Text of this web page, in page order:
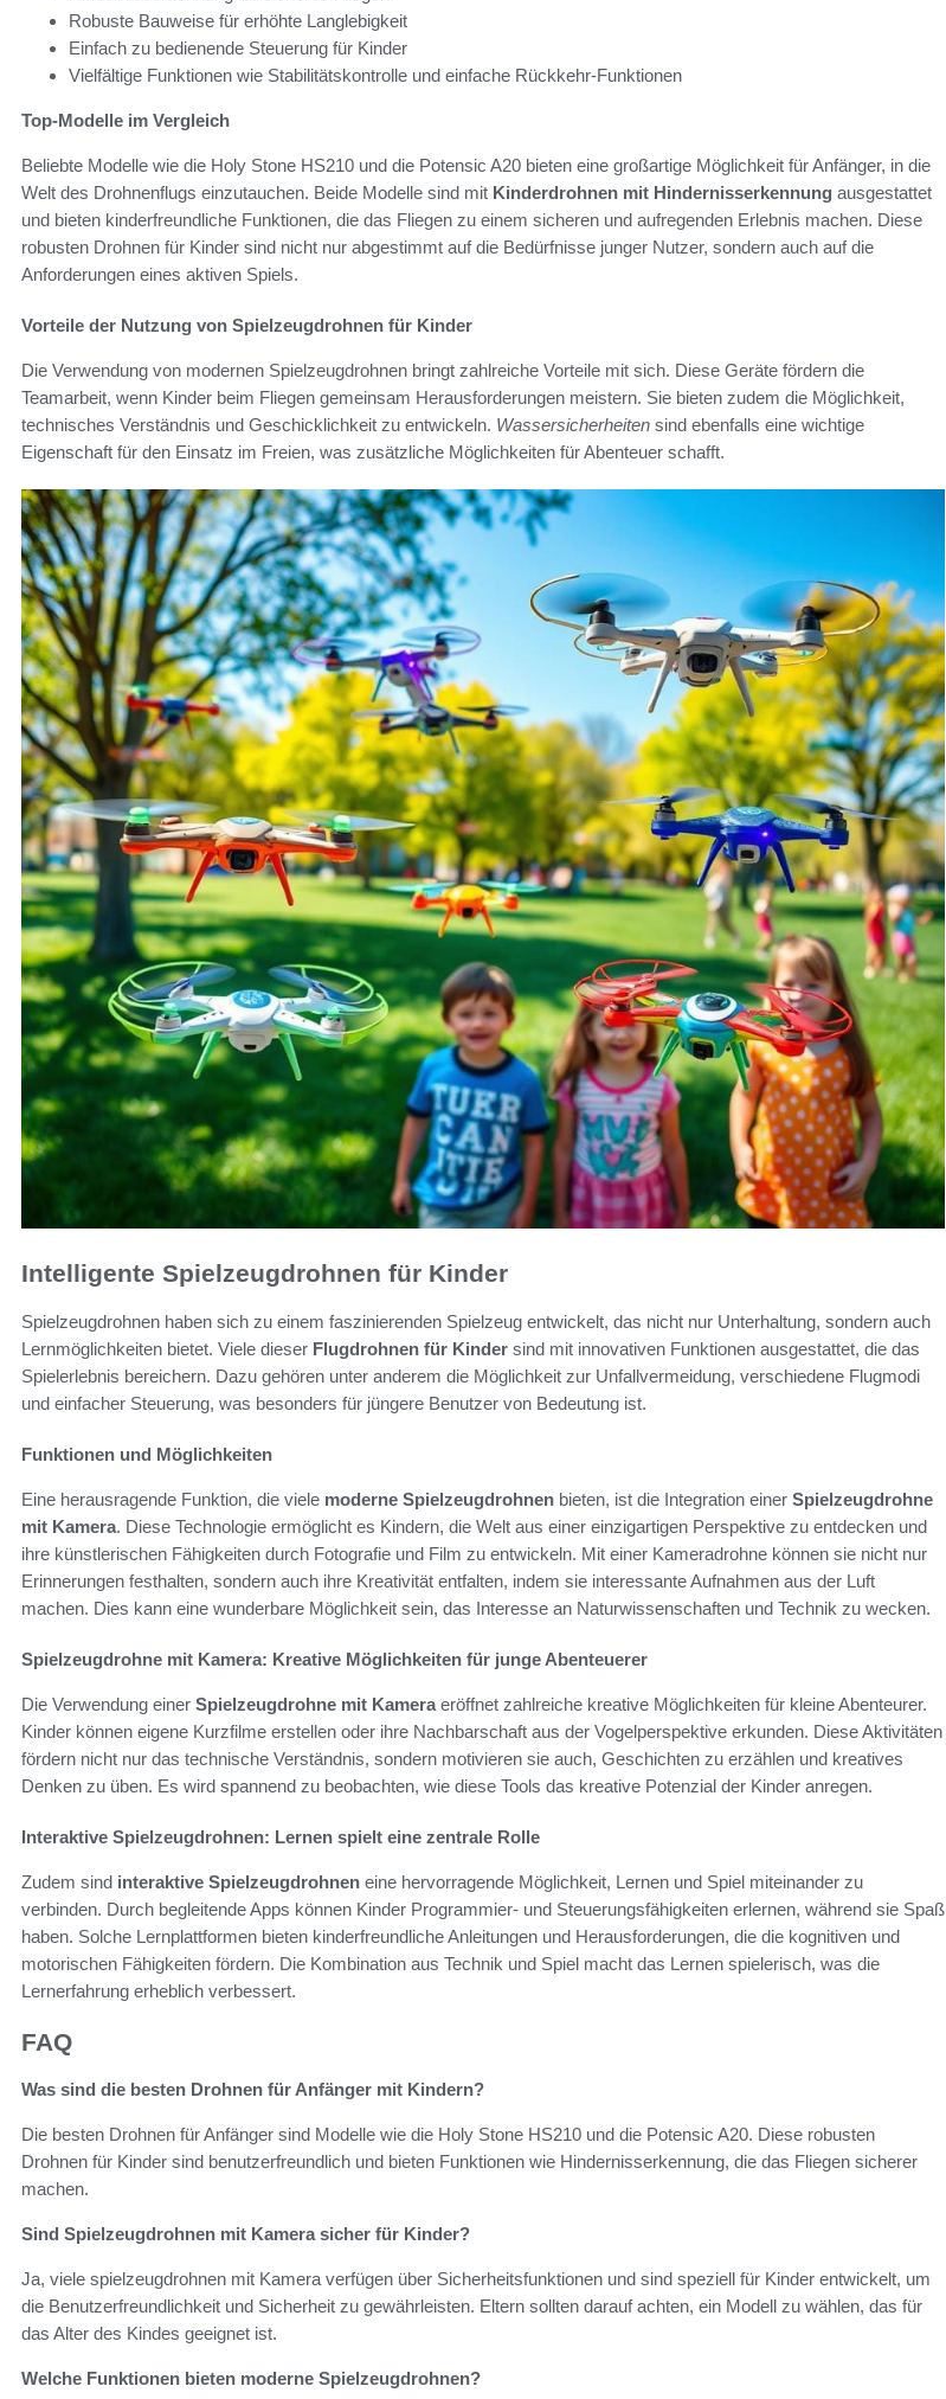
Robuste Bauweise für erhöhte Langlebigkeit
Einfach zu bedienende Steuerung für Kinder
Vielfältige Funktionen wie Stabilitätskontrolle und einfache Rückkehr-Funktionen
Top-Modelle im Vergleich
Beliebte Modelle wie die Holy Stone HS210 und die Potensic A20 bieten eine großartige Möglichkeit für Anfänger, in die
Welt des Drohnenflugs einzutauchen. Beide Modelle sind mit Kinderdrohnen mit Hindernisserkennung ausgestattet
und bieten kinderfreundliche Funktionen, die das Fliegen zu einem sicheren und aufregenden Erlebnis machen. Diese
robusten Drohnen für Kinder sind nicht nur abgestimmt auf die Bedürfnisse junger Nutzer, sondern auch auf die
Anforderungen eines aktiven Spiels.
Vorteile der Nutzung von Spielzeugdrohnen für Kinder
Die Verwendung von modernen Spielzeugdrohnen bringt zahlreiche Vorteile mit sich. Diese Geräte fördern die
Teamarbeit, wenn Kinder beim Fliegen gemeinsam Herausforderungen meistern. Sie bieten zudem die Möglichkeit,
technisches Verständnis und Geschicklichkeit zu entwickeln. Wassersicherheiten sind ebenfalls eine wichtige
Eigenschaft für den Einsatz im Freien, was zusätzliche Möglichkeiten für Abenteuer schafft.
Intelligente Spielzeugdrohnen für Kinder
Spielzeugdrohnen haben sich zu einem faszinierenden Spielzeug entwickelt, das nicht nur Unterhaltung, sondern auch
Lernmöglichkeiten bietet. Viele dieser Flugdrohnen für Kinder sind mit innovativen Funktionen ausgestattet, die das
Spielerlebnis bereichern. Dazu gehören unter anderem die Möglichkeit zur Unfallvermeidung, verschiedene Flugmodi
und einfacher Steuerung, was besonders für jüngere Benutzer von Bedeutung ist.
Funktionen und Möglichkeiten
Eine herausragende Funktion, die viele moderne Spielzeugdrohnen bieten, ist die Integration einer Spielzeugdrohne
mit Kamera. Diese Technologie ermöglicht es Kindern, die Welt aus einer einzigartigen Perspektive zu entdecken und
ihre künstlerischen Fähigkeiten durch Fotografie und Film zu entwickeln. Mit einer Kameradrohne können sie nicht nur
Erinnerungen festhalten, sondern auch ihre Kreativität entfalten, indem sie interessante Aufnahmen aus der Luft
machen. Dies kann eine wunderbare Möglichkeit sein, das Interesse an Naturwissenschaften und Technik zu wecken.
Spielzeugdrohne mit Kamera: Kreative Möglichkeiten für junge Abenteuerer
Die Verwendung einer Spielzeugdrohne mit Kameraeröffnet zahlreiche kreative Möglichkeiten für kleine Abenteurer.
Kinder können eigene Kurzfilme erstellen oder ihre Nachbarschaft aus der Vogelperspektive erkunden. Diese Aktivitäten
fördern nicht nur das technische Verständnis, sondern motivieren sie auch, Geschichten zu erzählen und kreatives
Denken zu üben. Es wird spannend zu beobachten, wie diese Tools das kreative Potenzial der Kinder anregen.
Interaktive Spielzeugdrohnen: Lernen spielt eine zentrale Rolle
Zudem sind interaktive Spielzeugdrohnen eine hervorragende Möglichkeit, Lernen und Spiel miteinander zu
verbinden. Durch begleitende Apps können Kinder Programmier- und Steuerungsfähigkeiten erlernen, während sie Spaß
haben. Solche Lernplattformen bieten kinderfreundliche Anleitungen und Herausforderungen, die die kognitiven und
motorischen Fähigkeiten fördern. Die Kombination aus Technik und Spiel macht das Lernen spielerisch, was die
Lernerfahrung erheblich verbessert.
FAQ
Was sind die besten Drohnen für Anfänger mit Kindern?
Die besten Drohnen für Anfänger sind Modelle wie die Holy Stone HS210 und die Potensic A20. Diese robusten
Drohnen für Kinder sind benutzerfreundlich und bieten Funktionen wie Hindernisserkennung, die das Fliegen sicherer
machen.
Sind Spielzeugdrohnen mit Kamera sicher für Kinder?
Ja, viele spielzeugdrohnen mit Kamera verfügen über Sicherheitsfunktionen und sind speziell für Kinder entwickelt, um
die Benutzerfreundlichkeit und Sicherheit zu gewährleisten. Eltern sollten darauf achten, ein Modell zu wählen, das für
das Alter des Kindes geeignet ist.
Welche Funktionen bieten moderne Spielzeugdrohnen?